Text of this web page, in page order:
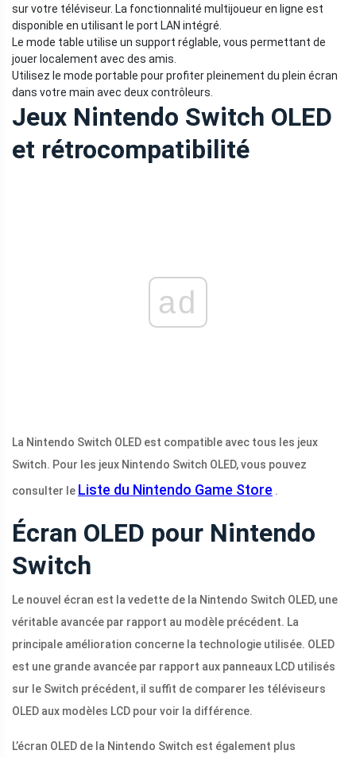
sur votre téléviseur. La fonctionnalité multijoueur en ligne est
disponible en utilisant le port LAN intégré.
Le mode table utilise un support réglable, vous permettant de
jouer localement avec des amis.
Utilisez le mode portable pour profiter pleinement du plein écran
dans votre main avec deux contrôleurs.
Jeux Nintendo Switch OLED
et rétrocompatibilité
ad
La Nintendo Switch OLED est compatible avec tous les jeux
Switch. Pour les jeux Nintendo Switch OLED, vous pouvez
consulter le Liste du Nintendo Game Store .
Écran OLED pour Nintendo
Switch
Le nouvel écran est la vedette de la Nintendo Switch OLED, une
véritable avancée par rapport au modèle précédent. La
principale amélioration concerne la technologie utilisée. OLED
est une grande avancée par rapport aux panneaux LCD utilisés
sur le Switch précédent, il suffit de comparer les téléviseurs
OLED aux modèles LCD pour voir la différence.
L’écran OLED de la Nintendo Switch est également plus